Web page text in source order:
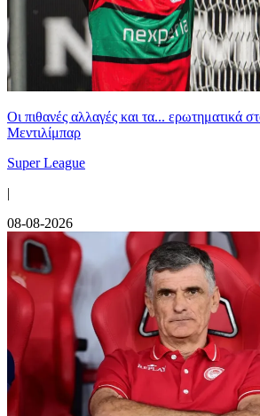
Οι πιθανές αλλαγές και τα... ερωτηματικά
Μεντιλίμπαρ
Super League
|
08-08-2026